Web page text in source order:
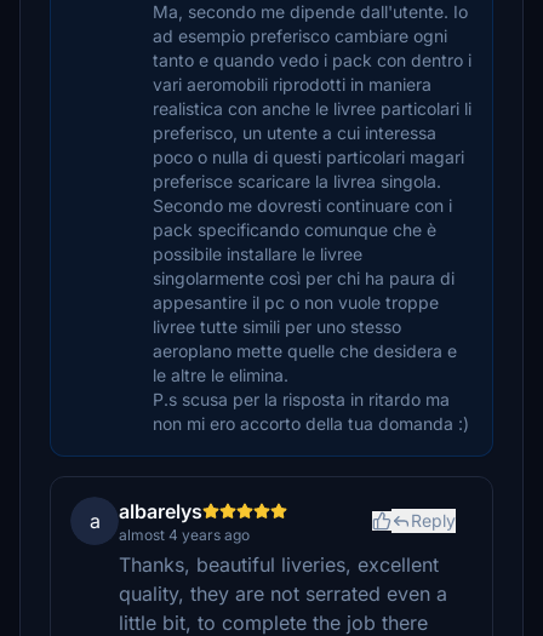
Ma, secondo me dipende dall'utente. Io
ad esempio preferisco cambiare ogni
tanto e quando vedo i pack con dentro i
vari aeromobili riprodotti in maniera
realistica con anche le livree particolari li
preferisco, un utente a cui interessa
poco o nulla di questi particolari magari
preferisce scaricare la livrea singola.
Secondo me dovresti continuare con i
pack specificando comunque che è
possibile installare le livree
singolarmente così per chi ha paura di
appesantire il pc o non vuole troppe
livree tutte simili per uno stesso
aeroplano mette quelle che desidera e
le altre le elimina.
P.s scusa per la risposta in ritardo ma
non mi ero accorto della tua domanda :)
a albarelys
almost 4 years ago
Reply
Thanks, beautiful liveries, excellent
quality, they are not serrated even a
little bit, to complete the job there